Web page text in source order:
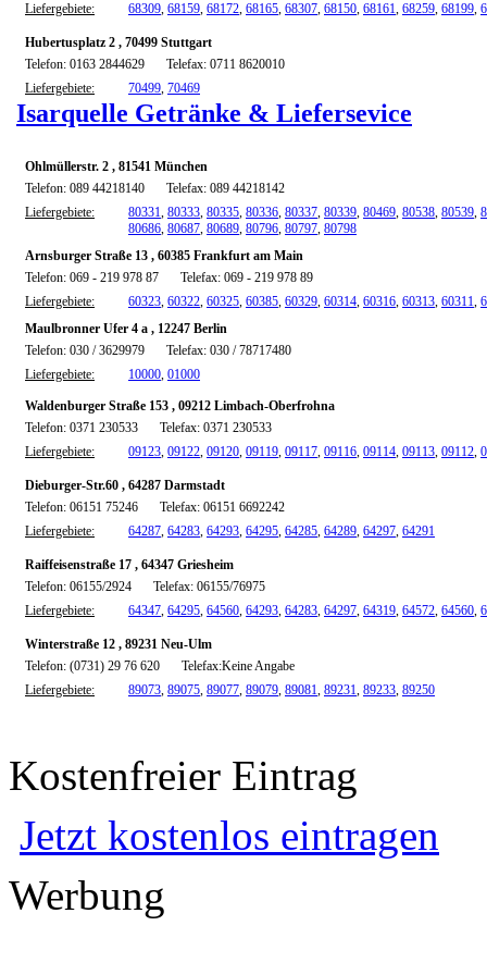
Liefergebiete:
68309, 68159, 68172, 68165, 68307, 68150, 68161, 68259, 68199,
Hubertusplatz 2 , 70499 Stuttgart
Telefon: 0163 2844629
Telefax: 0711 8620010
Liefergebiete:
70499, 70469
Isarquelle Getränke & Liefersevice
Ohlmüllerstr. 2 , 81541 München
Telefon: 089 44218140
Telefax: 089 44218142
Liefergebiete:
80331, 80333, 80335, 80336, 80337, 80339, 80469, 80538, 80539,
80686, 80687, 80689, 80796, 80797, 80798
Arnsburger Straße 13 , 60385 Frankfurt am Main
Telefon: 069 - 219 978 87
Telefax: 069 - 219 978 89
Liefergebiete:
60323, 60322, 60325, 60385, 60329, 60314, 60316, 60313, 60311,
Maulbronner Ufer 4 a , 12247 Berlin
Telefon: 030 / 3629979
Telefax: 030 / 78717480
Liefergebiete:
10000, 01000
Waldenburger Straße 153 , 09212 Limbach-Oberfrohna
Telefon: 0371 230533
Telefax: 0371 230533
Liefergebiete:
09123 09122 09120 09119 09117 09116 09114 09113 09112
Dieburger-Str.60 , 64287 Darmstadt
Telefon: 06151 75246
Telefax: 06151 6692242
Liefergebiete:
64287, 64283, 64293, 64295, 64285, 64289, 64297, 64291
Raiffeisenstraße 17 , 64347 Griesheim
Telefon: 06155/2924
Telefax: 06155/76975
Liefergebiete:
64347, 64295, 64560, 64293, 64283, 64297, 64319, 64572, 64560,
Winterstraße 12 , 89231 Neu-Ulm
Telefon: (0731) 29 76 620
Telefax:Keine Angabe
Liefergebiete:
89073, 89075, 89077, 89079, 89081, 89231, 89233, 89250
Kostenfreier Eintrag
Jetzt kostenlos eintragen
Werbung